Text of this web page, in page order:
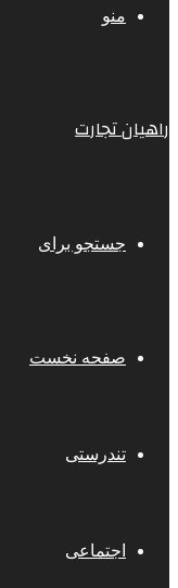
منو
راهیان تجارت
جستجو برای
صفحه نخست
تندرستی
اجتماعی